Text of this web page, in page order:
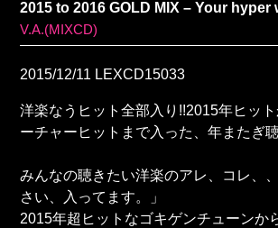
2015 to 2016 GOLD MIX – Your
V.A.(MIXCD)
2015/12/11 LEXCD15033
洋楽なうヒット全部入り!!2015年ヒッ
ーチャーヒットまで入った、年またぎ
みんなの聴きたい洋楽のアレ、コレ、
さい、入ってます。」
2015年超ヒットなゴキゲンチューンか